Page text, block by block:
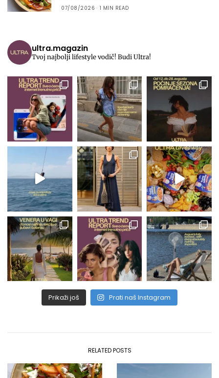
07/08/2026 1 MIN READ
ultra.magazin
Tvoj najbolji lifestyle vodič! Budi Ultra!
Prikaži još Prati naš Instagram
RELATED POSTS